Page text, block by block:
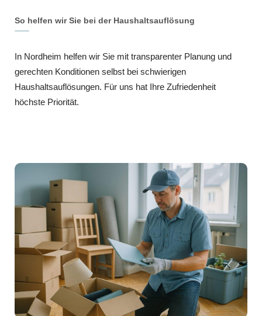
So helfen wir Sie bei der Haushaltsauflösung
In Nordheim helfen wir Sie mit transparenter Planung und
gerechten Konditionen selbst bei schwierigen
Haushaltsauflösungen. Für uns hat Ihre Zufriedenheit
höchste Priorität.